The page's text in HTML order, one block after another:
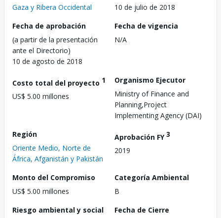
Gaza y Ribera Occidental
10 de julio de 2018
Fecha de aprobación
(a partir de la presentación
ante el Directorio)
10 de agosto de 2018
Fecha de vigencia
N/A
Costo total del proyecto 1
US$ 5.00 millones
Organismo Ejecutor
Ministry of Finance and
Planning,Project
Implementing Agency (DAI)
Región
Oriente Medio, Norte de
África, Afganistán y Pakistán
Aprobación FY3
2019
Monto del Compromiso
US$ 5.00 millones
Categoría Ambiental
B
Riesgo ambiental y social
Fecha de Cierre